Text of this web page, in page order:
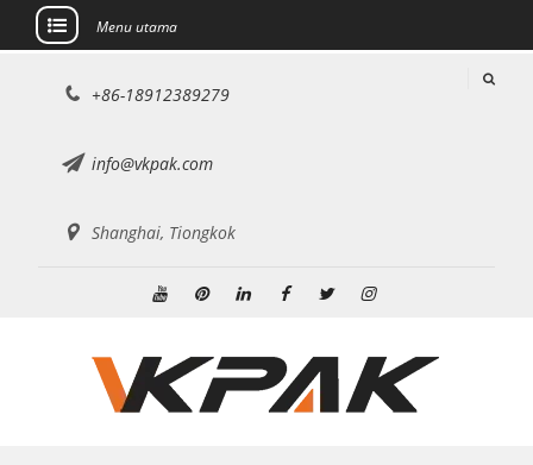
Menu utama
+86-18912389279
info@vkpak.com
Shanghai, Tiongkok